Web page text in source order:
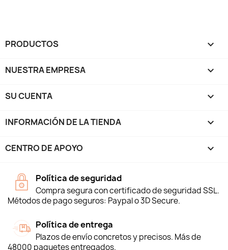
PRODUCTOS 
NUESTRA EMPRESA 
SU CUENTA 
INFORMACIÓN DE LA TIENDA keyboard_arrow_down
CENTRO DE APOYO 
Política de seguridad
Compra segura con certificado de seguridad SSL.
Métodos de pago seguros: Paypal o 3D Secure.
Política de entrega
Plazos de envío concretos y precisos. Más de
48000 paquetes entregados.